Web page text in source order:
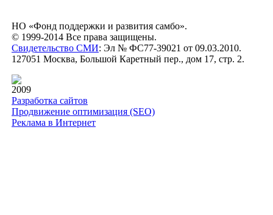
НО «Фонд поддержки и развития самбо».
© 1999-2014 Все права защищены.
Свидетельство СМИ: Эл № ФС77-39021 от 09.03.2010.
127051 Москва, Большой Каретный пер., дом 17, стр. 2.
2009
Разработка сайтов
Продвижение оптимизация (SEO)
Реклама в Интернет